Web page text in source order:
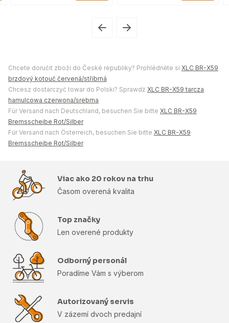
Chcete doručit zboží do České republiky? Prohlédněte si XLC BR-X59
brzdový kotouč červená/stříbrná
Chcesz dostarczyć towar do Polski? Sprawdź XLC BR-X59 tarcza
hamulcowa czerwona/srebrna
Für Versand nach Deutschland, besuchen Sie bitte XLC BR-X59
Bremsscheibe Rot/Silber
Für Versand nach Österreich, besuchen Sie bitte XLC BR-X59
Bremsscheibe Rot/Silber
Viac ako 20 rokov na trhu
Časom overená kvalita
Top značky
Len overené produkty
Odborný personál
Poradíme Vám s výberom
Autorizovaný servis
V zázemí dvoch predajní